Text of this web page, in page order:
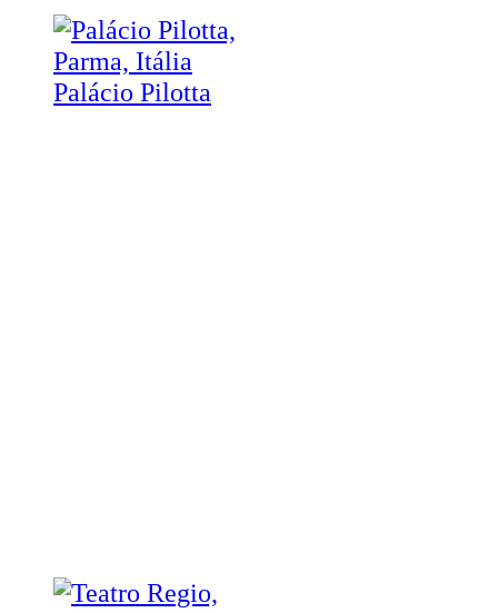
Palácio Pilotta